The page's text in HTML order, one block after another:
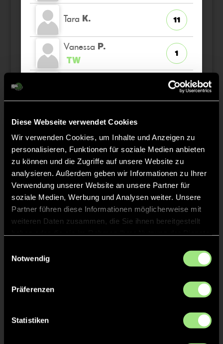
Diese Webseite verwendet Cookies
Wir verwenden Cookies, um Inhalte und Anzeigen zu
personalisieren, Funktionen für soziale Medien anbieten
zu können und die Zugriffe auf unsere Website zu
analysieren. Außerdem geben wir Informationen zu Ihrer
Verwendung unserer Website an unsere Partner für
soziale Medien, Werbung und Analysen weiter. Unsere
Partner führen diese Informationen möglicherweise mit
weiteren Daten zusammen, die Sie ihnen bereitgestellt
Notwendig
Präferenzen
Statistiken
Tara K. 11
Vanessa P.
TW
1
70
Charlotte L.
Fiona M. 10
Staff